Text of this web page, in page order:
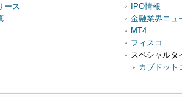
ース
IPO情報
金融業界ニュ
MT4
フィスコ
スペシャルタ
カブドット